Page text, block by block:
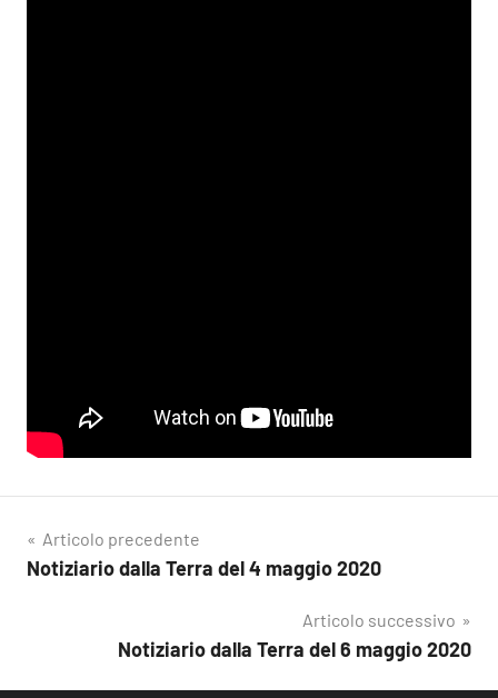
Navigazione
articoli
Articolo precedente
Notiziario dalla Terra del 4 maggio 2020
Articolo successivo
Notiziario dalla Terra del 6 maggio 2020